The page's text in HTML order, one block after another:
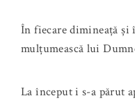
În fiecare dimineață și
mulțumească lui
La început i s-a părut